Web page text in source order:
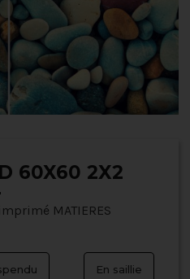
60X60 2X2
MATIERES
En saillie